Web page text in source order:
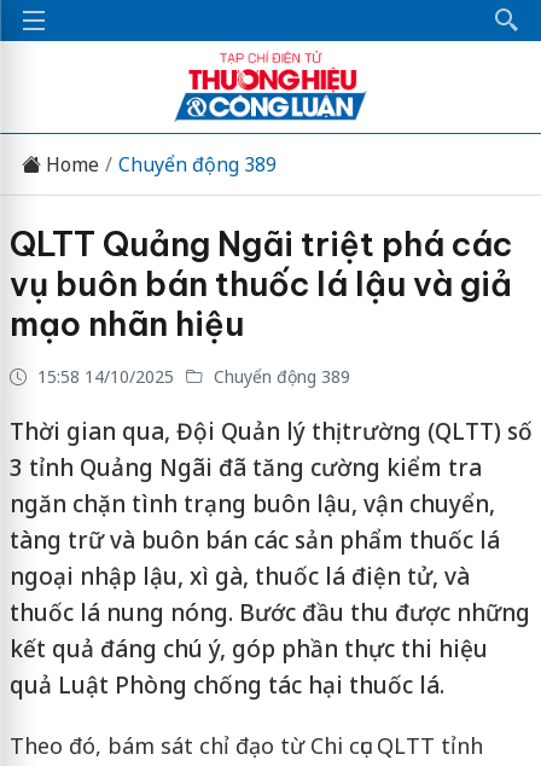
Home Chuyển động 389
QLTT Quảng Ngãi triệt phá các
vụ buôn bán thuốc lá lậu và giả
mạo nhãn hiệu
15:58 14/10/2025 Chuyển động 389
Thời gian qua, Đội Quản lý thị trường (QLTT) số
3 tỉnh Quảng Ngãi đã tăng cường kiểm tra
ngăn chặn tình trạng buôn lậu, vận chuyển,
tàng trữ và buôn bán các sản phẩm thuốc lá
ngoại nhập lậu, xì gà, thuốc lá điện tử, và
thuốc lá nung nóng. Bước đầu thu được những
kết quả đáng chú ý, góp phần thực thi hiệu
quả Luật Phòng chống tác hại thuốc lá.
Theo đó, bám sát chỉ đạo từ Chi cục QLTT tỉnh